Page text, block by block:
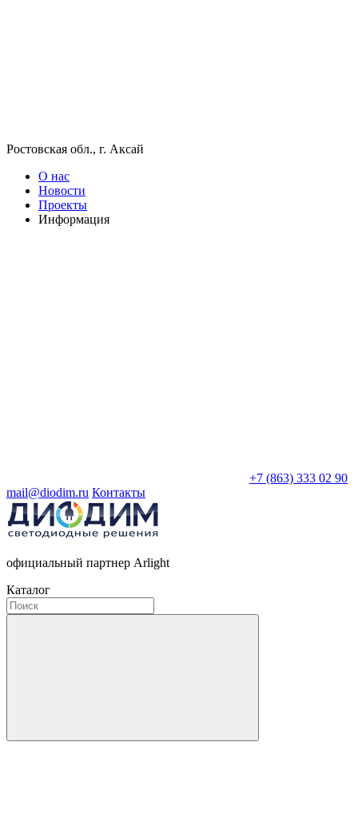
Ростовская обл., г. Аксай
О нас
Новости
Проекты
Информация
+7 (863) 333 02 90
mail@diodim.ru Контакты
официальный партнер Arlight
Каталог